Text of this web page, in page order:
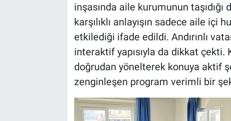
inşasında aile kurumunun
karşılıklı anlayışın sadece aile içi
etkilediği ifade edildi. Andırınlı
interaktif yapısıyla da dikkat çekti.
doğrudan yönelterek konuya aktif
zenginleşen program verimli bir